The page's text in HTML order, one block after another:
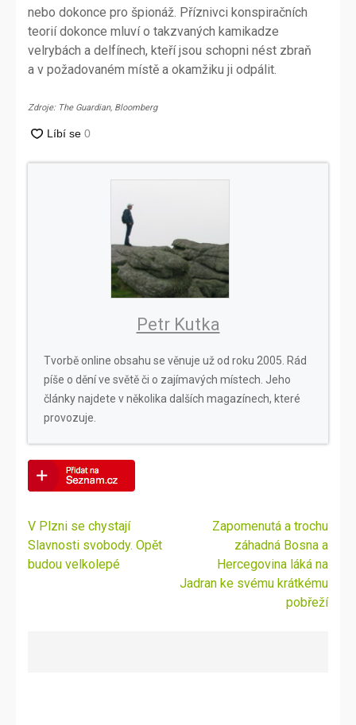
nebo dokonce pro špionáž. Příznivci konspiračních
teorií dokonce mluví o takzvaných kamikadze
velrybách a delfínech, kteří jsou schopni nést zbraň
a v požadovaném místě a okamžiku ji odpálit.
Zdroje: The Guardian, Bloomberg
Petr Kutka
Tvorbě online obsahu se věnuje už od roku 2005. Rád
píše o dění ve světě či o zajímavých místech. Jeho
články najdete v několika dalších magazínech, které
provozuje.
Navigace
pro
příspěvek
V Plzni se chystají
Slavnosti svobody. Opět
budou velkolepé
Zapomenutá a trochu
záhadná Bosna a
Hercegovina láká na
Jadran ke svému krátkému
pobřeží